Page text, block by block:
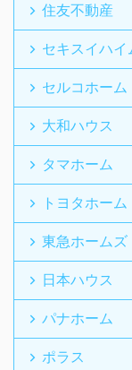
住友不動産
セキスイハイ
セルコホーム
大和ハウス
タマホーム
トヨタホーム
東急ホームズ
日本ハウス
パナホーム
ポラス